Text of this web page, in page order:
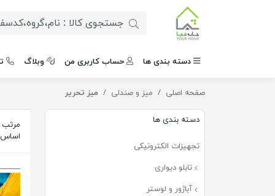
دسته بندی ها حساب کاربری من وبلاگ
صفحه اصلی میز و صندلی میز تحریر
دسته بندی ها
تجهیزات الکترونیکی
تابلو دیواری
آباژور و لوستر
مرتب
اساس